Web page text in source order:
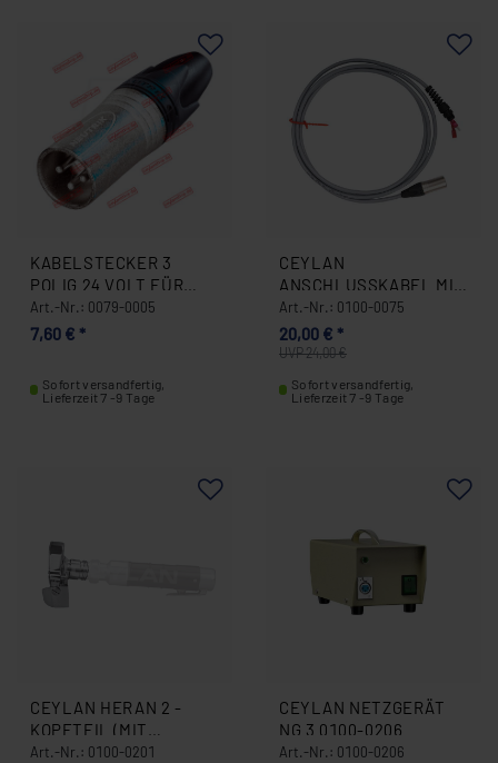
KABELSTECKER 3
POLIG 24 VOLT FÜR
CEYLAN
DÖNERMESSER |
Art.-Nr.: 0079-0005
7,60 € *
Sofort versandfertig,
Lieferzeit 7 -9 Tage
CEYLAN
ANSCHLUSSKABEL MIT
STECKER FÜR
DÖNERMESSER, 2,5
METER 0100-0075
Art.-Nr.: 0100-0075
UVP 24,00 €
20,00 € *
Sofort versandfertig,
Lieferzeit 7 -9 Tage
CEYLAN HERAN 2 -
KOPFTEIL (MIT
ZUBEHÖR) 0100-0201
Art.-Nr.: 0100-0201
CEYLAN NETZGERÄT
NG 3 0100-0206
Art.-Nr.: 0100-0206